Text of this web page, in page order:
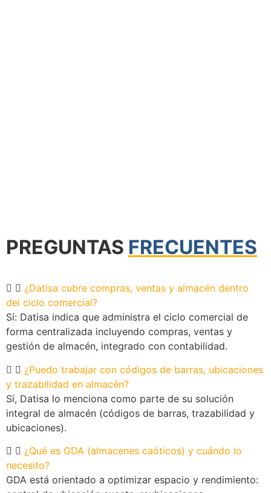
PREGUNTAS FRECUENTES
¿Datisa cubre compras, ventas y almacén dentro
del ciclo comercial?
Sí: Datisa indica que administra el ciclo comercial de
forma centralizada incluyendo compras, ventas y
gestión de almacén, integrado con contabilidad.
¿Puedo trabajar con códigos de barras, ubicaciones
y trazabilidad en almacén?
Sí, Datisa lo menciona como parte de su solución
integral de almacén (códigos de barras, trazabilidad y
ubicaciones).
¿Qué es GDA (almacenes caóticos) y cuándo lo
necesito?
GDA está orientado a optimizar espacio y rendimiento: